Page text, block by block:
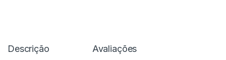
Descrição Avaliações